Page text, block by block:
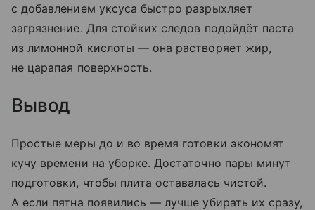
с добавлением уксуса быстро разрыхляет
загрязнение. Для стойких следов подойдёт паста
из лимонной кислоты — она растворяет жир,
не царапая поверхность.
Вывод
Простые меры до и во время готовки экономят
кучу времени на уборке. Достаточно пары минут
подготовки, чтобы плита оставалась чистой.
А если пятна появились — лучше убирать их сразу,